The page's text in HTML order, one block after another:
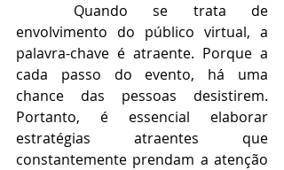
Quando se trata de
envolvimento do público virtual, a
palavra-chave é atraente. Porque a
cada passo do evento, há uma
chance das pessoas desistirem.
Portanto, é essencial elaborar
estratégias atraentes que
constantemente prendam a atenção